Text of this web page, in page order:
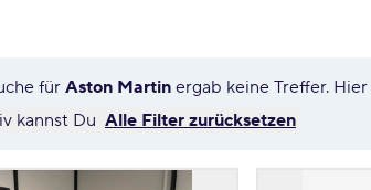
fürAston Martin ergab keine Treffer.
kannst Du Alle Filter zurücksetzen